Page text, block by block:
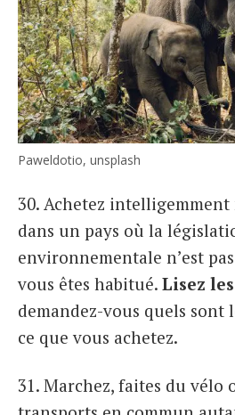
Paweldotio, unsplash
30. Achetez intelligemment
dans un pays où la
environnementale n’est
vous êtes habitué. Lisez
demandez-vous quels sont
ce que vous achetez.
31. Marchez, faites du vélo